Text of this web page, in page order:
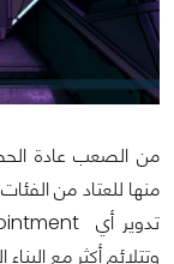
منها للعتاد من
وتتلائم أكثر مع